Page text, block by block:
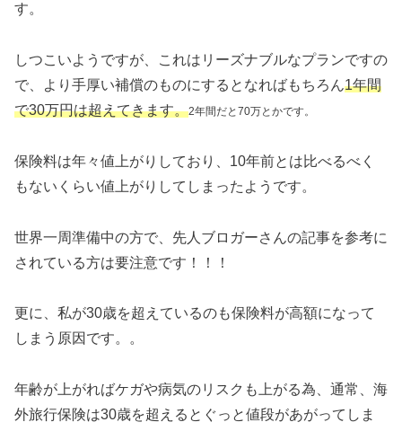
す。
しつこいようですが、これはリーズナブルなプランですの
で、より手厚い補償のものにするとなればもちろん1年間
で30万円は超えてきます。2年間だと70万とかです。
保険料は年々値上がりしており、10年前とは比べるべく
もないくらい値上がりしてしまったようです。
世界一周準備中の方で、先人ブロガーさんの記事を参考に
されている方は要注意です！！！
更に、私が30歳を超えているのも保険料が高額になって
しまう原因です。。
年齢が上がればケガや病気のリスクも上がる為、通常、海
外旅行保険は30歳を超えるとぐっと値段があがってしま